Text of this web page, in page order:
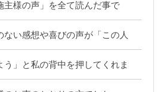
主様の声」を全て読んだ事で
ない感想や喜びの声が「この人
う」と私の背中を押してくれま